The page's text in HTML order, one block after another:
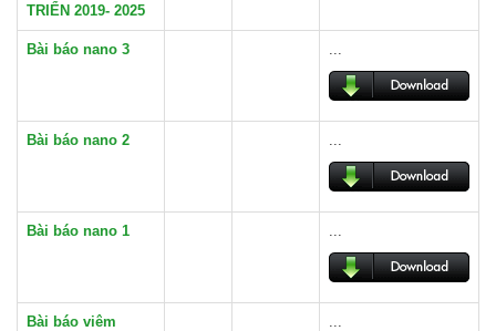
TRIỂN 2019- 2025
Bài báo nano 3 ...
Bài báo nano 2 ...
Bài báo nano 1 ...
Bài báo viêm
...